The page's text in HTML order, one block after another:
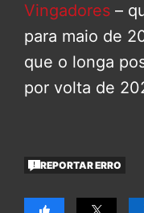
Vingadores –
para maio de
que o longa
por volta de
REPORTAR ERRO